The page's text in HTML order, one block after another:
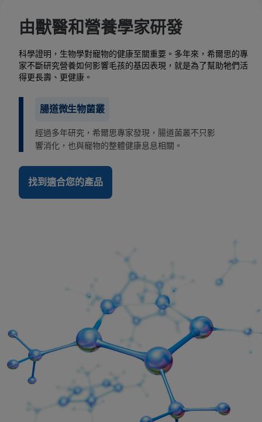
由獸醫和營養學家研發
科學證明，生物學對寵物的健康至關重要。多年來，希爾思的專
家不斷研究營養如何影響毛孩的基因表現，就是為了幫助牠們活
得更長壽、更健康。
腸道微生物菌叢
經過多年研究，希爾思專家發現，腸道菌叢不只影
響消化，也與寵物的整體健康息息相關。
找到適合您的產品